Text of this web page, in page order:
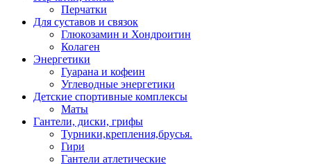
Перчатки
Для суставов и связок
Глюкозамин и Хондроитин
Колаген
Энергетики
Гуарана и кофеин
Углеводные энергетики
Детские спортивные комплексы
Маты
Гантели, диски, грифы
Турники,крепления,брусья.
Гири
Гантели атлетические